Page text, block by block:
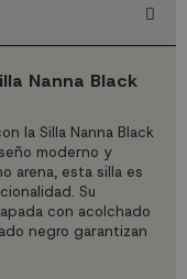
Nanna Black
la Silla Nanna Black
moderno y
arena, esta silla es
Su
con acolchado
negro garantizan